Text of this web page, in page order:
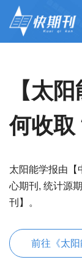
【太
何收取
太阳能学报由【
心期刊, 统计源
刊】。
前往《太